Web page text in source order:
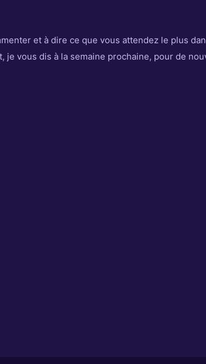
et à dire ce que vous attendez le plus
je vous dis à la semaine prochaine, pour de